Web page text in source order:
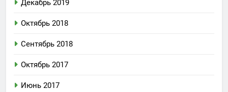
Декабрь 2019
Октябрь 2018
Сентябрь 2018
Октябрь 2017
Июнь 2017